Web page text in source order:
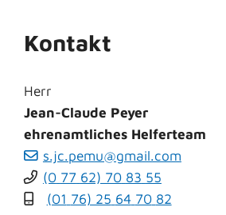
Kontakt
Herr
Jean-Claude Peyer
ehrenamtliches Helferteam
s.jc.pemu@gmail.com
(0 77 62) 70 83 55
(01 76) 25 64 70 82